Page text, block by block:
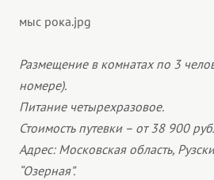
мыс рока.jpg
Размещение в комнатах по 3
номере).
Питание четырехразовое.
Стоимость путевки – от 38 900
Адрес: Московская область,
“Озерная”.